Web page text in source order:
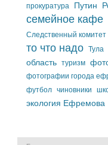
прокуратура
Путин
семейное кафе
Следственный комитет
то что надо Тула
область туризм
фотографии города
футбол чиновники
экология Ефремова